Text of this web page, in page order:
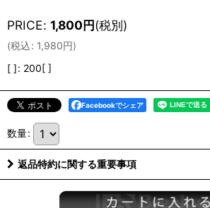
PRICE: 1,800円(税別)
(税込: 1,980円)
[ ]: 200[ ]
Facebookでシェア
数量:
返品特約に関する重要事項